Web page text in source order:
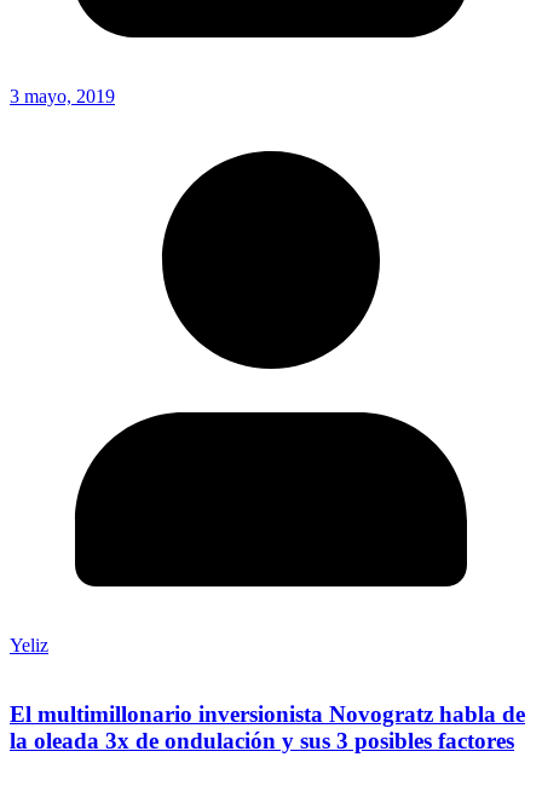
3 mayo, 2019
Yeliz
El multimillonario inversionista Novogratz habla de
la oleada 3x de ondulación y sus 3 posibles factores